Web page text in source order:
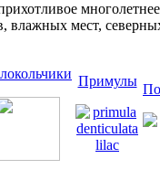
влажных мест,
Примулы